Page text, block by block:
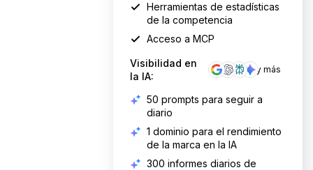
Herramientas de estadísticas
de la competencia
Acceso a MCP
Visibilidad en
la IA:
y más
50 prompts para seguir a
diario
1 dominio para el rendimiento
de la marca en la IA
300 informes diarios de